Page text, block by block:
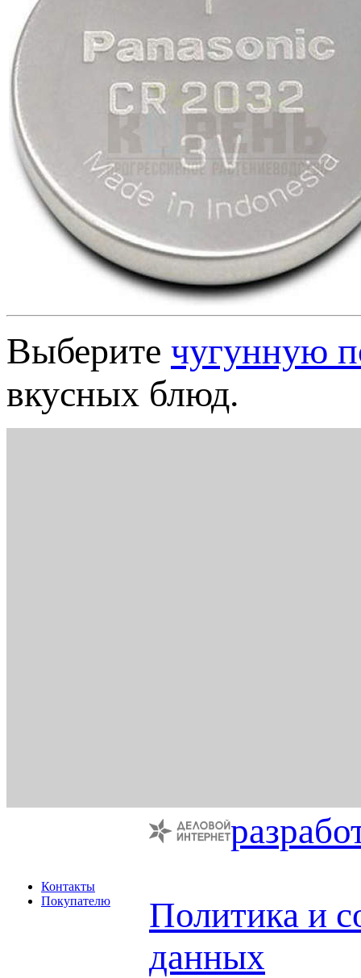
Выберите чугунную
вкусных блюд.
Контакты
Покупателю
Политика и
данных